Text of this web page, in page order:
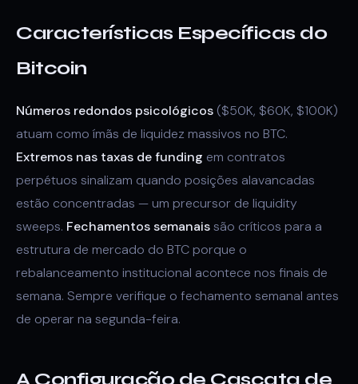
Características Específicas do
Bitcoin
Números redondos psicológicos ($50K, $60K, $100K)
atuam como ímãs de liquidez massivos no BTC.
Extremos nas taxas de funding em contratos
perpétuos sinalizam quando posições alavancadas
estão concentradas — um precursor de liquidity
sweeps. Fechamentos semanaissão críticos para a
estrutura de mercado do BTC porque o
rebalanceamento institucional acontece nos finais de
semana. Sempre verifique o fechamento semanal antes
de operar na segunda-feira.